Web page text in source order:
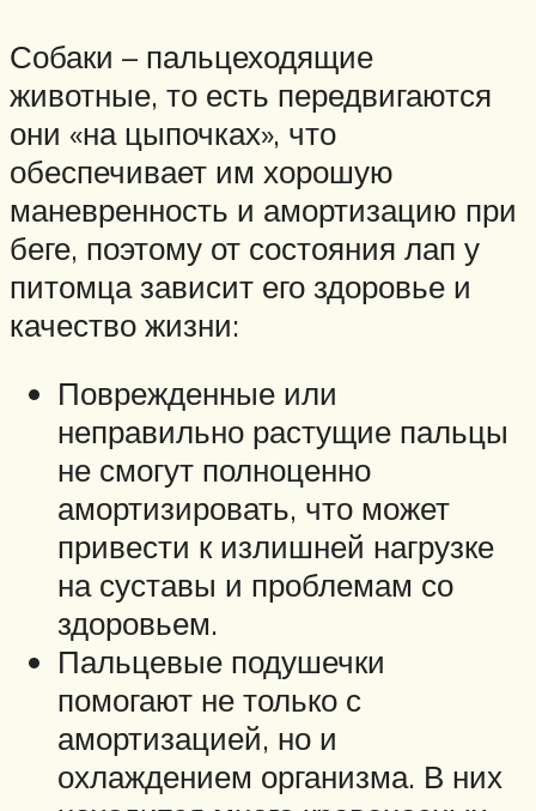
Собаки – пальцеходящие
животные, то есть передвигаются
они «на цыпочках», что
обеспечивает им хорошую
маневренность и амортизацию при
беге, поэтому от состояния лап у
питомца зависит его здоровье и
качество жизни:
Поврежденные или
неправильно растущие пальцы
не смогут полноценно
амортизировать, что может
привести к излишней нагрузке
на суставы и проблемам со
здоровьем.
Пальцевые подушечки
помогают не только с
амортизацией, но и
охлаждением организма. В них